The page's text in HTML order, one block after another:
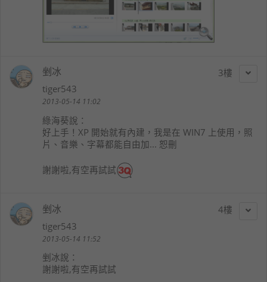
3
剉冰
tiger543
2013-05-14 11:02
綠海葵說：
好上手！XP 開始就有內建，我是在 WIN7 上使用，照
片、音樂、字幕都能自由加... 恕刪
謝謝啦,有空再試試
4
剉冰
tiger543
2013-05-14 11:52
剉冰說：
謝謝啦,有空再試試